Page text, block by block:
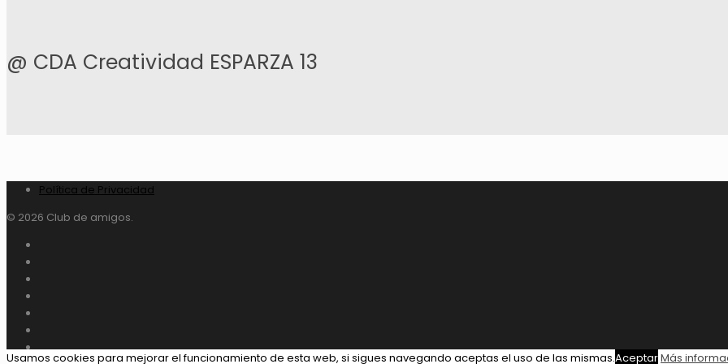
@ CDA Creatividad ESPARZA 13
Política de Privacidad
© 2026 Club de amigos.
Usamos cookies para mejorar el funcionamiento de esta web, si sigues navegando aceptas el uso de las mismas.AceptarMás